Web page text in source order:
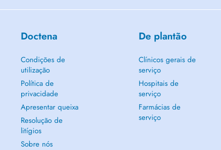
Doctena
Condições de
utilização
Política de
privacidade
Apresentar queixa
Resolução de
litígios
Sobre nós
De plantão
Clínicos gerais de
serviço
Hospitais de
serviço
Farmácias de
serviço